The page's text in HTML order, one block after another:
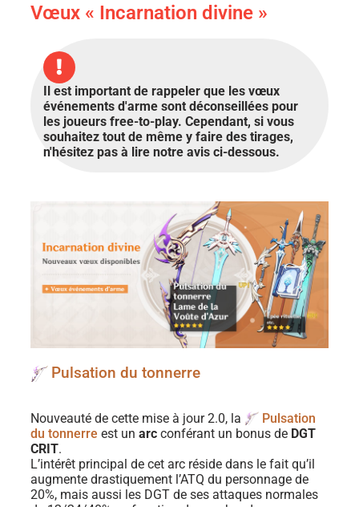
Vœux « Incarnation divine »
Il est important de rappeler que les vœux
événements d'arme sont déconseillées pour
les joueurs free-to-play. Cependant, si vous
souhaitez tout de même y faire des tirages,
n'hésitez pas à lire notre avis ci-dessous.
Pulsation du tonnerre
Nouveauté de cette mise à jour 2.0, la
Pulsation
du tonnerre est un arc conférant un bonus de DGT
CRIT.
L’intérêt principal de cet arc réside dans le fait qu’il
augmente drastiquement l’ATQ du personnage de
20%, mais aussi les DGT de ses attaques normales